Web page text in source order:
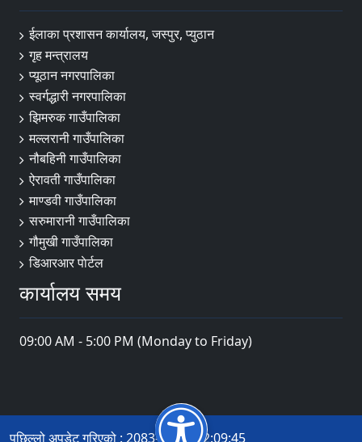
ईलाका प्रशासन कार्यालय, जस्पुर, प्युठान
गृह मन्त्रालय
प्यूठान नगरपालिका
स्वर्गद्धारी नगरपालिका
झिमरुक गाउँपालिका
मल्लरानी गाउँपालिका
नौबहिनी गाउँपालिका
ऐरावती गाउँपालिका
माण्डवी गाउँपालिका
सरुमारानी गाउँपालिका
गौमुखी गाउँपालिका
डिआरआर पाेर्टल
कार्यालय समय
09:00 AM - 5:00 PM (Monday to Friday)
पछिल्लो अपडेट गरिएको : 2083-04-13 12:09:45